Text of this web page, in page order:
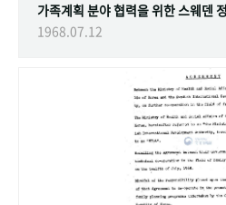
가족계획 분야 협력을 위한 스웨덴
1968.07.12